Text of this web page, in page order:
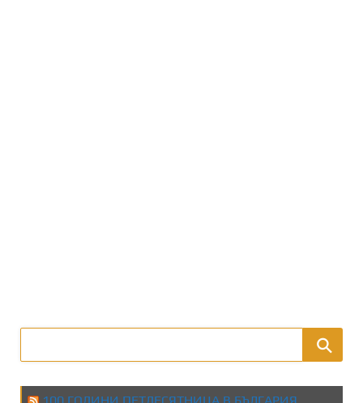
100 ГОДИНИ ПЕТДЕСЯТНИЦА В БЪЛГАРИЯ